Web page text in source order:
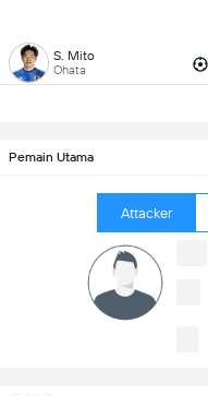
S. Mito
Ohata
Pemain Utama
Attacker